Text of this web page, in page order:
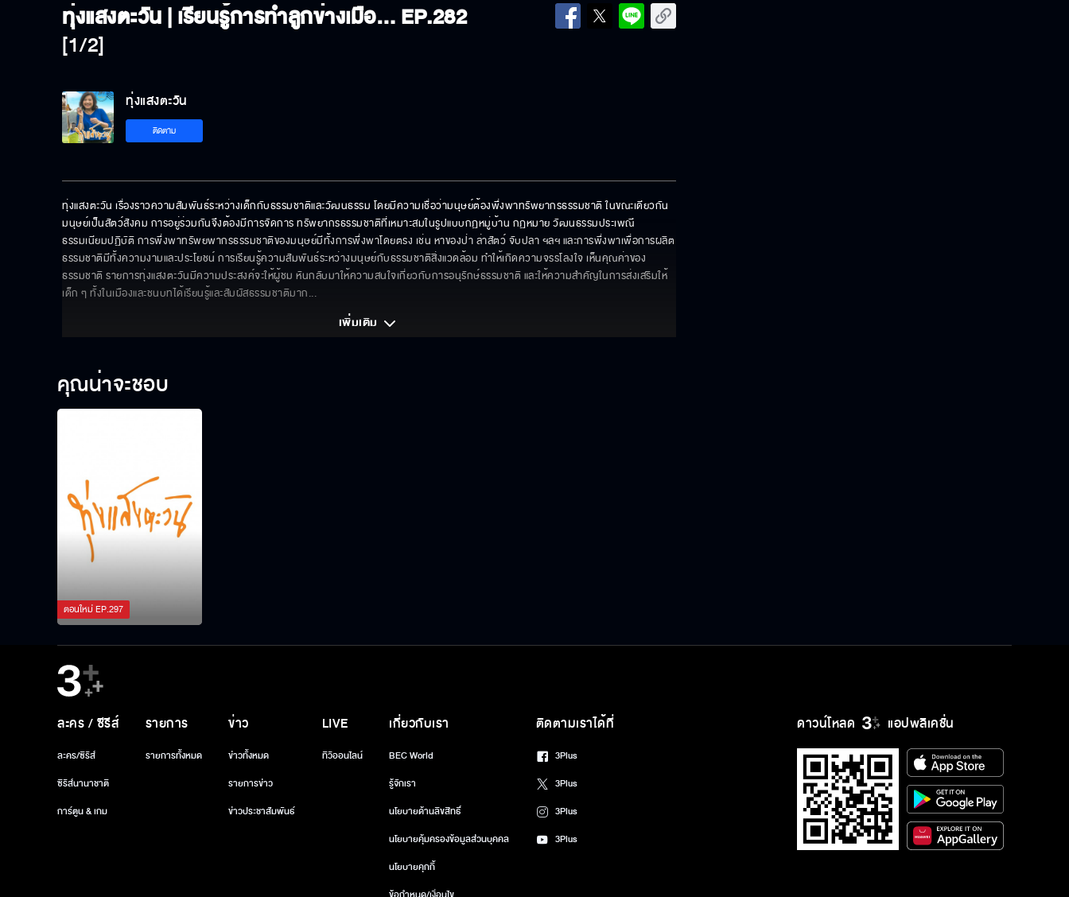
ทุ่งแสงตะวัน | เรียนรู้การทำลูกข่างเมืองเหนือ | 12-07-68 EP.282
[1/2]
ทุ่งแสงตะวัน
ติดตาม
ทุ่งแสงตะวัน เรื่องราวความสัมพันธ์ระหว่างเด็กกับธรรมชาติและวัฒนธรรม โดยมีความเชื่อว่ามนุษย์ต้องพึ่งพาทรัพยากรธรรมชาติ ในขณะเดียวกัน
มนุษย์เป็นสัตว์สังคม การอยู่ร่วมกันจึงต้องมีการจัดการ ทรัพยากรธรรมชาติที่เหมาะสมในรูปแบบกฏหมู่บ้าน กฏหมาย วัฒนธรรมประเพณี
ธรรมเนียมปฏิบัติ การพึ่งพาทรัพยพากรธรรมชาติของมนุษย์มีทั้งการพึ่งพาโดยตรง เช่น หาของป่า ล่าสัตว์ จับปลา ฯลฯ และการพึ่งพาเพื่อการผลิต
ธรรมชาติมีทั้งความงามและประโยชน์ การเรียนรู้ความสัมพันธ์ระหว่างมนุษย์กับธรรมชาติสิ่งแวดล้อม ทำให้เกิดความจรรโลงใจ เห็นคุณค่าของ
ธรรมชาติ รายการทุ่งแสงตะวันมีความประสงค์จะให้ผู้ชม หันกลับมาให้ความสนใจเกี่ยวกับการอนุรักษ์ธรรมชาติ และให้ความสำคัญในการส่งเสริมให้
เด็ก ๆ ทั้งในเมืองและชนบทได้เรียนรู้และสัมผัสธรรมชาติมาก...
เพิ่มเติม
คุณน่าจะชอบ
ตอนใหม่EP.297
ดาวน์โหลด แอปพลิเคชั่น
ละคร / ซีรีส์
ละคร/ซีรีส์
ซีรีส์นานาชาติ
การ์ตูน & เกม
รายการ
รายการทั้งหมด
ข่าว
ข่าวทั้งหมด
รายการข่าว
ข่าวประชาสัมพันธ์
LIVE
ทีวีออนไลน์
เกี่ยวกับเรา
BEC World
รู้จักเรา
นโยบายด้านลิขสิทธิ์
นโยบายคุ้มครองข้อมูลส่วนบุคคล
นโยบายคุกกี้
ติดตามเราได้ที่
3Plus
3Plus
3Plus
3Plus